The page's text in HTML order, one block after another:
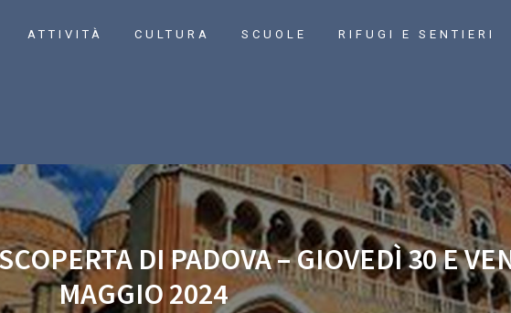
ATTIVITÀ CULTURA SCUOLE RIFUGI E SENTIERI
DI PADOVA – GIOVEDÌ 30 E
MAGGIO 2024